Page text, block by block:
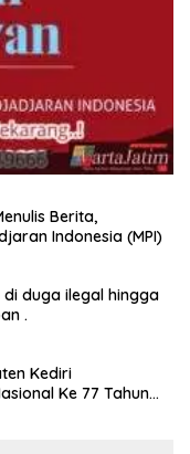
Berita,
Indonesia (MPI)
di duga ilegal hingga
.
Kediri